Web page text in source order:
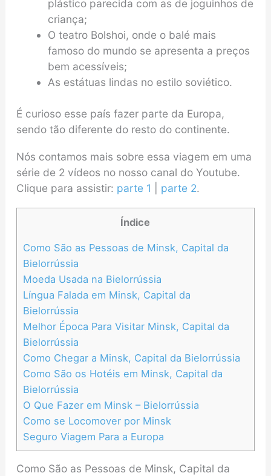
plástico parecida com as de joguinhos de
criança;
O teatro Bolshoi, onde o balé mais
famoso do mundo se apresenta a preços
bem acessíveis;
As estátuas lindas no estilo soviético.
É curioso esse país fazer parte da Europa,
sendo tão diferente do resto do continente.
Nós contamos mais sobre essa viagem em uma
série de 2 vídeos no nosso canal do Youtube.
Clique para assistir: parte 1 parte 2.
Índice
Como São as Pessoas de Minsk, Capital da
Bielorrússia
Moeda Usada na Bielorrússia
Língua Falada em Minsk, Capital da
Bielorrússia
Melhor Época Para Visitar Minsk, Capital da
Bielorrússia
Como Chegar a Minsk, Capital da Bielorrússia
Como São os Hotéis em Minsk, Capital da
Bielorrússia
O Que Fazer em Minsk – Bielorrússia
Como se Locomover por Minsk
Seguro Viagem Para a Europa
Como São as Pessoas de Minsk, Capital da